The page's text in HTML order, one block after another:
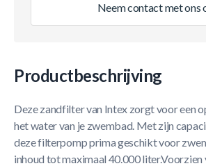
Neem contact met ons
Productbeschrijving
Deze zandfilter van Intex zorgt voor een
het water van je zwembad. Met zijn
deze filterpomp prima geschikt voor
inhoud tot maximaal 40.000 liter.Voorzien